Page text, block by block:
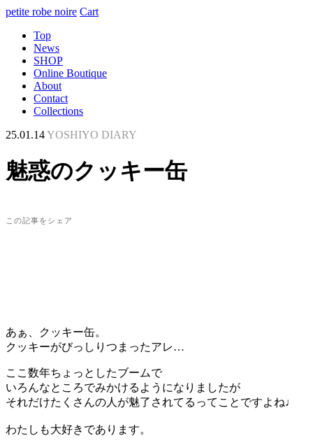
petite robe noire Cart
Top
News
SHOP
Online Boutique
About
Contact
Collections
25.01.14YOSHIYO DIARY
魅惑のクッキー缶
この記事をシェア
あぁ、クッキー缶。
クッキーがびっしりつまったアレ…
ここ数年ちょっとしたブームで
いろんなところでみかけるようになりましたが
それだけたくさんの人が魅了されてるってことですよね♩
わたしも大好きであります。